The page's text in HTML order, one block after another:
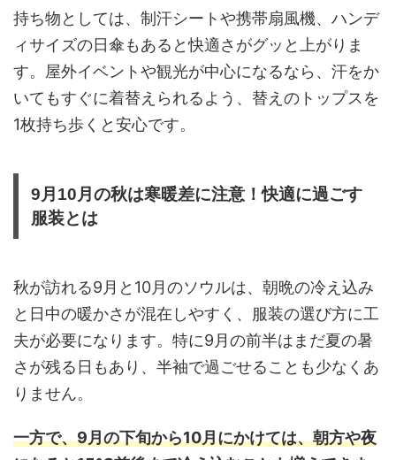
持ち物としては、制汗シートや携帯扇風機、ハンデ
ィサイズの日傘もあると快適さがグッと上がりま
す。屋外イベントや観光が中心になるなら、汗をか
いてもすぐに着替えられるよう、替えのトップスを
1枚持ち歩くと安心です。
9月10月の秋は寒暖差に注意！快適に過ごす
服装とは
秋が訪れる9月と10月のソウルは、朝晩の冷え込み
と日中の暖かさが混在しやすく、服装の選び方に工
夫が必要になります。特に9月の前半はまだ夏の暑
さが残る日もあり、半袖で過ごせることも少なくあ
りません。
一方で、9月の下旬から10月にかけては、朝方や夜